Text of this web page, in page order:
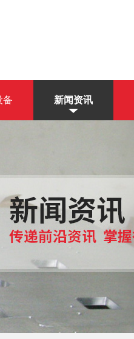
备 新闻资讯